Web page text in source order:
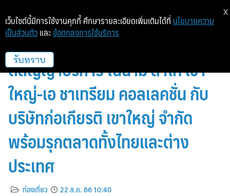
ชาเทรียม ฮอสพิทอลลิตี้ จับมือเซ็น
ต์สัญญาบริหาร ในนาม ลาโค่ เขา
ใหญ่-เอ ชาเทรียม คอลเลคชั่น กับ
บริษัทก่อเกียรติ เขาใหญ่ จำกัด
พร้อมรุกตลาดทั้งไทยและต่าง
ประเทศ
ท่องเที่ยว 22 ส.ค. 66 10:40
เว็บไซต์นี้มีการใช้งานคุกกี้ ศึกษารายละเอียดเพิ่มเติมได้ที่ นโยบายความ
เป็นส่วนตัว และ ข้อตกลงการใช้บริการ
รับทราบ
X